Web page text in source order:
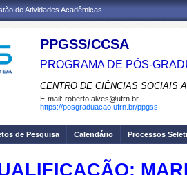
de Atividades Acadêmicas
PPGSS/CCSA
PROGRAMA DE PÓS-
CENTRO DE CIÊNCIAS SOCIAIS
E-mail: roberto.alves@ufrn.br
https://posgraduacao.ufrn.br/ppgss
de Pesquisa Calendário Processos